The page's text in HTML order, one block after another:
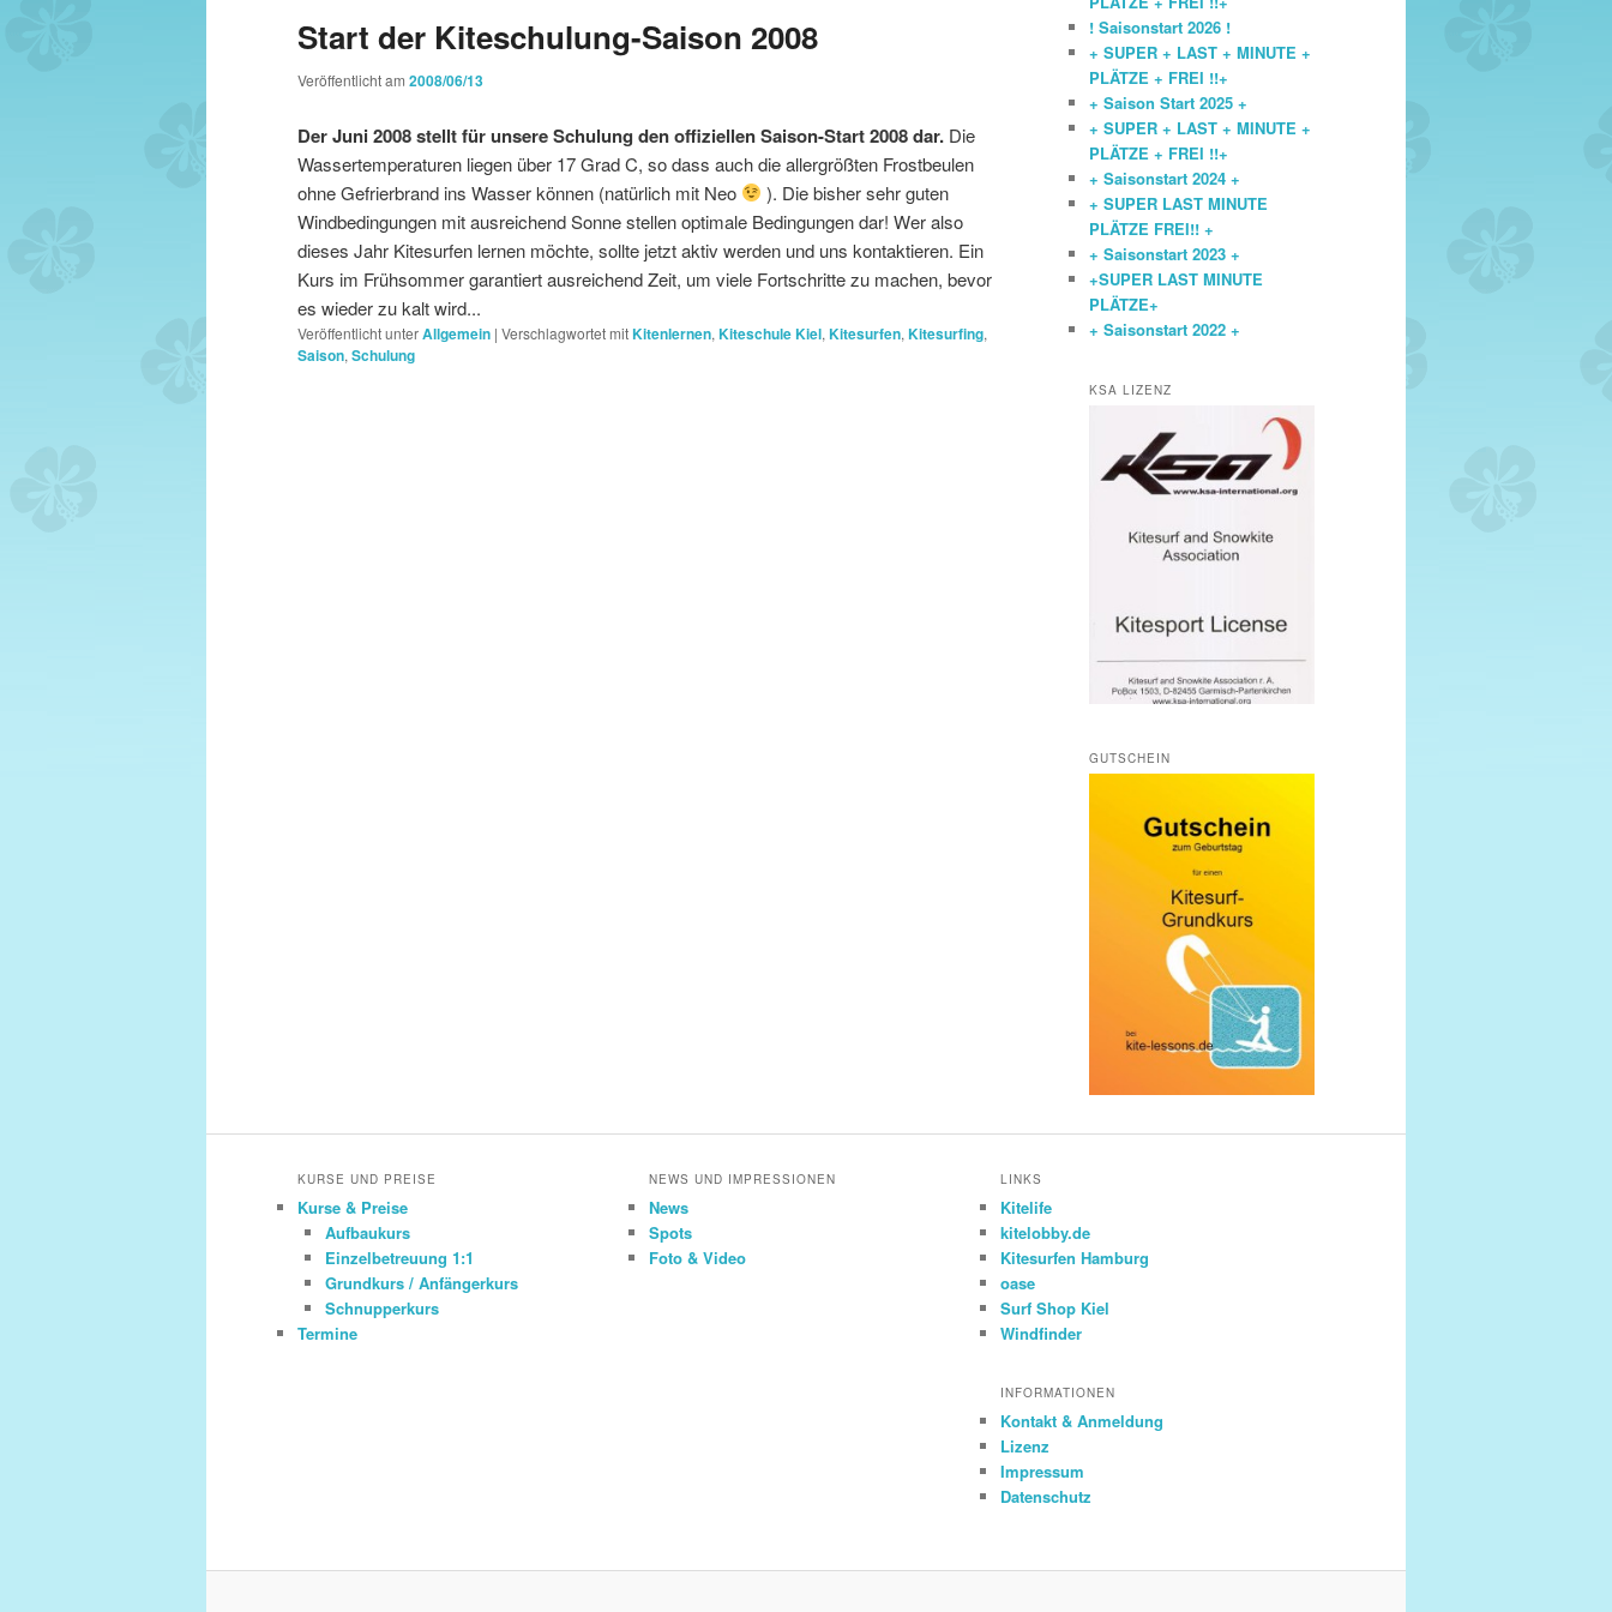
wechseln
Start der Kiteschulung-Saison 2008
Veröffentlicht am 2008/06/13
Der Juni 2008 stellt für unsere Schulung den offiziellen Saison-Start 2008 dar. Die
Wassertemperaturen liegen über 17 Grad C, so dass auch die allergrößten Frostbeulen
ohne Gefrierbrand ins Wasser können (natürlich mit Neo
). Die bisher sehr guten
Windbedingungen mit ausreichend Sonne stellen optimale Bedingungen dar! Wer also
dieses Jahr Kitesurfen lernen möchte, sollte jetzt aktiv werden und uns kontaktieren. Ein
Kurs im Frühsommer garantiert ausreichend Zeit, um viele Fortschritte zu machen, bevor
es wieder zu kalt wird...
Veröffentlicht unterAllgemein | Verschlagwortet mitKitenlernen, Kiteschule Kiel, Kitesurfen, Kitesurfing,
Saison, Schulung
! Saisonstart 2026 !
+ SUPER + LAST + MINUTE +
PLÄTZE + FREI !!+
+ Saison Start 2025 +
+ SUPER + LAST + MINUTE +
PLÄTZE + FREI !!+
+ Saisonstart 2024 +
+ SUPER LAST MINUTE
PLÄTZE FREI!! +
+ Saisonstart 2023 +
+SUPER LAST MINUTE
PLÄTZE+
+ Saisonstart 2022 +
KSA LIZENZ
GUTSCHEIN
KURSE UND PREISE
Kurse & Preise
Aufbaukurs
Einzelbetreuung 1:1
Grundkurs / Anfängerkurs
Schnupperkurs
Termine
NEWS UND IMPRESSIONEN
News
Spots
Foto & Video
LINKS
Kitelife
kitelobby.de
Kitesurfen Hamburg
oase
Surf Shop Kiel
Windfinder
INFORMATIONEN
Kontakt & Anmeldung
Lizenz
Impressum
Datenschutz